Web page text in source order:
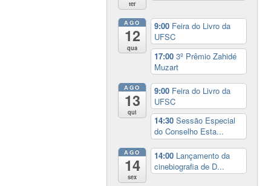
ter
AGO
12
qua
9:00 Feira do Livro da
UFSC
17:003º Prêmio Zahidé
Muzart
AGO
13
qui
9:00 Feira do Livro da
UFSC
14:30Sessão Especial
do Conselho Esta...
AGO
14
sex
14:00 Lançamento da
cinebiografia de D...